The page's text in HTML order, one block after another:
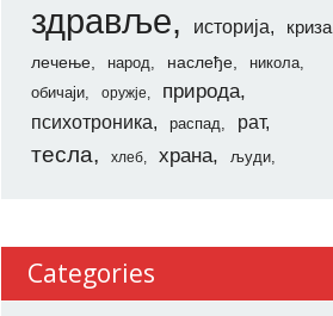
здравље историја
криза
лечење
народ наслеђе
никола
обичаји
оружје природа
психотроника распад рат
тесла хлеб храна људи
Categories